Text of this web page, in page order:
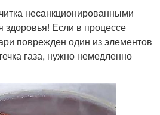
несанкционированными
здоровья! Если в процессе
поврежден один из элементов
газа, нужно немедленно